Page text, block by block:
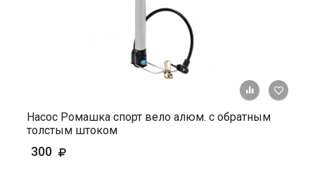
+ К
Насос Ромашка спорт вело алюм. с обратным
толстым штоком
300